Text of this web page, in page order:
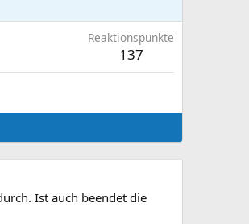
Reaktionspunkte
137
Ist auch beendet die